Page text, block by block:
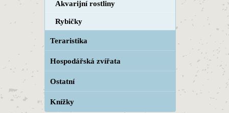
Akvarijní rostliny
Rybičky
Teraristika
Hospodářská zvířata
Ostatní
Knížky